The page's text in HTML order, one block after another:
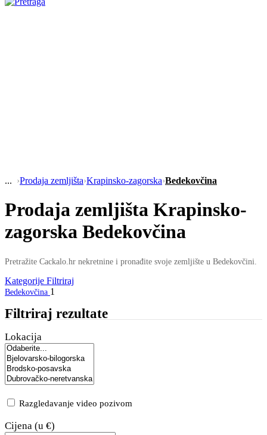
›Prodaja zemljišta›Krapinsko-zagorska›Bedekovčina
Prodaja zemljišta Krapinsko-
zagorska Bedekovčina
Pretražite Cackalo.hr nekretnine i pronađite svoje zemljište u Bedekovčini.
Kategorije Filtriraj
Bedekovčina 1
Filtriraj rezultate
Lokacija
Razgledavanje video pozivom
Cijena (u €)